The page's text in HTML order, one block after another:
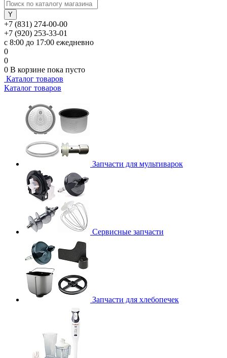
+7 (831) 274-00-00
+7 (920) 253-33-01
с 8:00 до 17:00 ежедневно
0
0
0 В корзине пока пусто
Каталог товаров
Каталог товаров
Запчасти для мультиварок
Сервисные запчасти
Запчасти для хлебопечек